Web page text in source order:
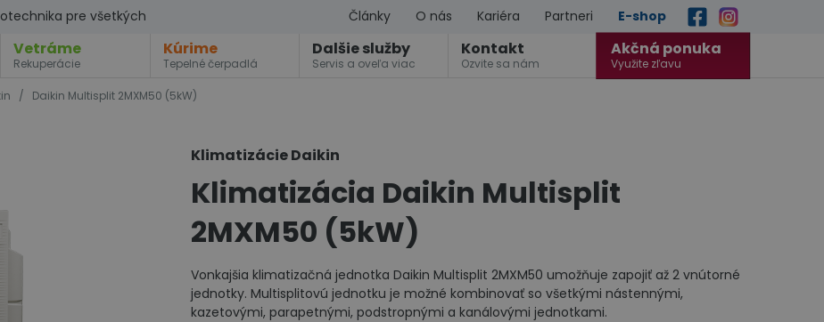
pre všetkých Články O nás Kariéra Partneri E-shop
Vetráme
Rekuperácie
Kúrime
Tepelné čerpadlá
Dalšie služby
Servis a oveľa viac
Kontakt
Ozvite sa nám
Akčná ponuka
Využite zľavu
/ Daikin Multisplit 2MXM50 (5kW)
Klimatizácie Daikin
Klimatizácia Daikin Multisplit
2MXM50 (5kW)
Vonkajšia klimatizačná jednotka Daikin Multisplit 2MXM50 umožňuje zapojiť až 2 vnútorné
jednotky. Multisplitovú jednotku je možné kombinovať so všetkými nástennými,
kazetovými, parapetnými, podstropnými a kanálovými jednotkami.